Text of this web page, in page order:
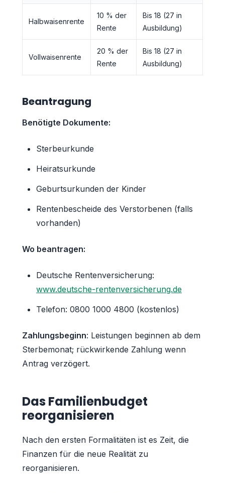
Halbwaisenrente
10 % der
Rente
Bis 18 (27 in
Ausbildung)
Vollwaisenrente
20 % der
Rente
Bis 18 (27 in
Ausbildung)
Beantragung
Benötigte Dokumente:
Sterbeurkunde
Heiratsurkunde
Geburtsurkunden der Kinder
Rentenbescheide des Verstorbenen (falls
vorhanden)
Wo beantragen:
Deutsche Rentenversicherung:
www.deutsche-rentenversicherung.de
Telefon: 0800 1000 4800 (kostenlos)
Zahlungsbeginn: Leistungen beginnen ab dem
Sterbemonat; rückwirkende Zahlung wenn
Antrag verzögert.
Das Familienbudget
reorganisieren
Nach den ersten Formalitäten ist es Zeit, die
Finanzen für die neue Realität zu
reorganisieren.